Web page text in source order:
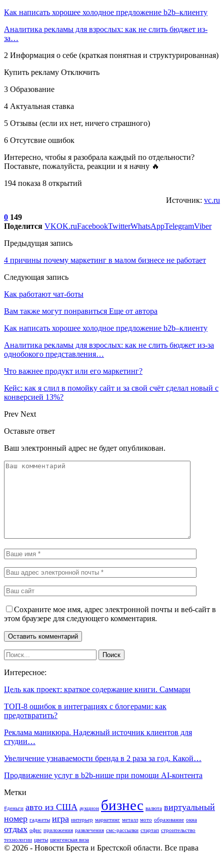
Как написать хорошее холодное предложение b2b–клиенту
Аналитика рекламы для взрослых: как не слить бюджет из-
за…
2 Информация о себе (краткая понятная и структурированная)
Купить рекламу Отключить
3 Образование
4 Актуальная ставка
5 Отзывы (если их нет, ничего страшного)
6 Отсутсвие ошибок
Интересно, чтобы я разобрала каждый по отдельности?
Поставьте, пожалуйста, реакции и я начну 🔥
194 показа 8 открытий
Источник: vc.ru
0 149
Поделится VKOK.ruFacebookTwitterWhatsAppTelegramViber
Предыдущая запись
4 причины почему маркетинг в малом бизнесе не работает
Следующая запись
Как работают чат-боты
Вам также могут понравиться Еще от автора
Как написать хорошее холодное предложение b2b–клиенту
Аналитика рекламы для взрослых: как не слить бюджет из-за
однобокого представления…
Что важнее продукт или его маркетинг?
Кейс: как я слил в помойку сайт и за свой счёт сделал новый с
конверсией 13%?
Prev Next
Оставьте ответ
Ваш электронный адрес не будет опубликован.
Сохраните мое имя, адрес электронной почты и веб-сайт в
этом браузере для следующего комментария.
Интересное:
Цель как проект: краткое содержание книги. Саммари
ТОП-8 ошибок в интеграциях с блогерами: как
предотвратить?
Реклама маникюра. Надежный источник клиентов для
студии…
Увеличение узнаваемости бренда в 2 раза за год. Какой…
Продвижение услуг в b2b-нише при помощи AI-контента
Метки
#деньги авто из США аукцион бизнес валюта виртуальный
номер гаджеты игра интерьер маркетинг металл мото образование окна
отдых офис приложения развлечения смс-рассылки стартап строительство
технологии цветы шенгенская виза
© 2026 - Новости Бреста и Брестской области. Все права